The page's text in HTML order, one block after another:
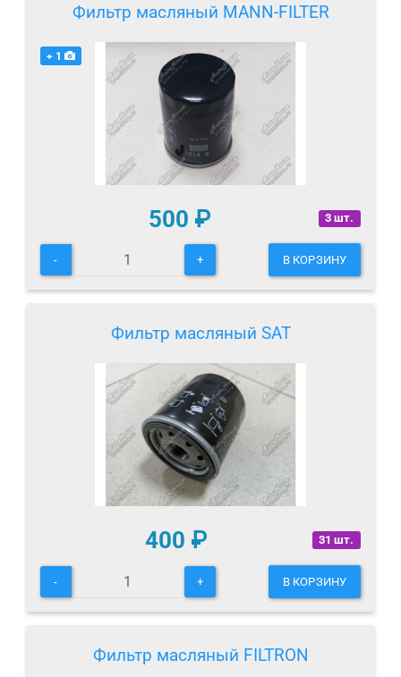
Фильтр масляный MANN-FILTER
+ 1
3 шт.
500 ₽
- + В КОРЗИНУ
Фильтр масляный SAT
31 шт.
400 ₽
- + В КОРЗИНУ
Фильтр масляный FILTRON